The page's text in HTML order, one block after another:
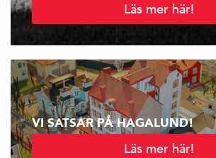
Läs mer här!
VI SATSAR PÅ HAGALUND!
Läs mer här!